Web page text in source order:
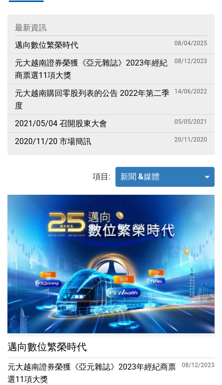
最新資訊
邁向數位繁榮時代
08/04/2025
元大越南證券榮獲《亞元雜誌》2023年經紀
商票選11項大獎
08/12/2023
元大越南購回零股列表的公告 2022年第二季
度
14/06/2022
2021/05/04 召開股東大會 05/05/2021
2020/11/20 市場簡訊 20/11/2020
項目: 新聞 &媒體
邁向數位繁榮時代
元大越南證券榮獲《亞元雜誌》2023年經紀商票
選11項大獎
08/12/2023